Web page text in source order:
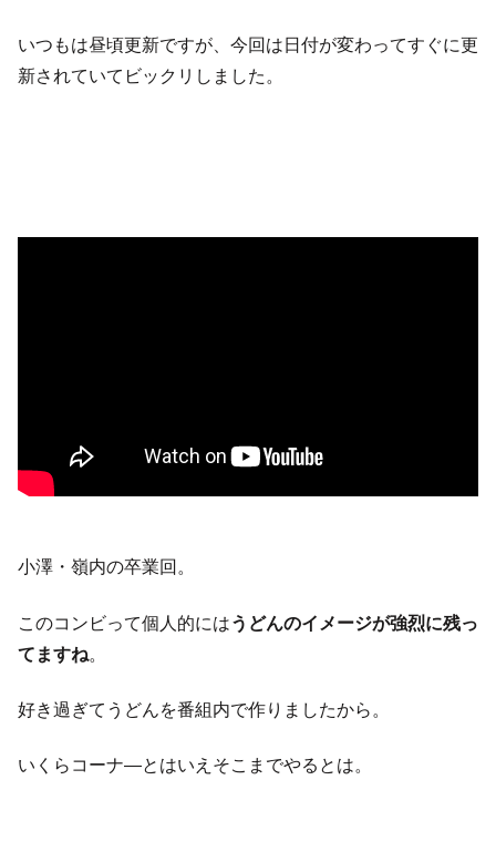
いつもは昼頃更新ですが、今回は日付が変わってすぐに更
新されていてビックリしました。
小澤・嶺内の卒業回。
このコンビって個人的にはうどんのイメージが強烈に残っ
てますね。
好き過ぎてうどんを番組内で作りましたから。
いくらコーナ―とはいえそこまでやるとは。